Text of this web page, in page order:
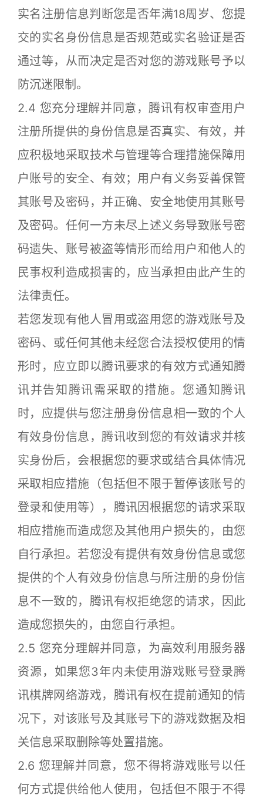
实名注册信息判断您是否年满18周岁、您提
交的实名身份信息是否规范或实名验证是否
通过等，从而决定是否对您的游戏账号予以
防沉迷限制。
2.4 您充分理解并同意，腾讯有权审查用户
注册所提供的身份信息是否真实、有效，并
应积极地采取技术与管理等合理措施保障用
户账号的安全、有效；用户有义务妥善保管
其账号及密码，并正确、安全地使用其账号
及密码。任何一方未尽上述义务导致账号密
码遗失、账号被盗等情形而给用户和他人的
民事权利造成损害的，应当承担由此产生的
法律责任。
若您发现有他人冒用或盗用您的游戏账号及
密码、或任何其他未经您合法授权使用的情
形时，应立即以腾讯要求的有效方式通知腾
讯并告知腾讯需采取的措施。您通知腾讯
时，应提供与您注册身份信息相一致的个人
有效身份信息，腾讯收到您的有效请求并核
实身份后，会根据您的要求或结合具体情况
采取相应措施（包括但不限于暂停该账号的
登录和使用等），腾讯因根据您的请求采取
相应措施而造成您及其他用户损失的，由您
自行承担。若您没有提供有效身份信息或您
提供的个人有效身份信息与所注册的身份信
息不一致的，腾讯有权拒绝您的请求，因此
造成您损失的，由您自行承担。
2.5 您充分理解并同意，为高效利用服务器
资源，如果您3年内未使用游戏账号登录腾
讯棋牌网络游戏，腾讯有权在提前通知的情
况下，对该账号及其账号下的游戏数据及相
关信息采取删除等处置措施。
2.6 您理解并同意，您不得将游戏账号以任
何方式提供给他人使用，包括但不限于不得